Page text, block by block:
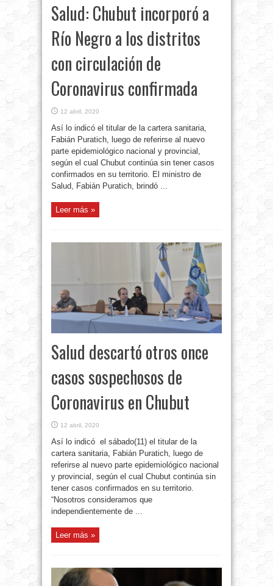
Salud: Chubut incorporó a
Río Negro a los distritos
con circulación de
Coronavirus confirmada
12 abril, 2020
Así lo indicó el titular de la cartera sanitaria,
Fabián Puratich, luego de referirse al nuevo
parte epidemiológico nacional y provincial,
según el cual Chubut continúa sin tener casos
confirmados en su territorio. El ministro de
Salud, Fabián Puratich, brindó ...
Leer más »
Salud descartó otros once
casos sospechosos de
Coronavirus en Chubut
12 abril, 2020
Así lo indicó el sábado(11) el titular de la
cartera sanitaria, Fabián Puratich, luego de
referirse al nuevo parte epidemiológico nacional
y provincial, según el cual Chubut continúa sin
tener casos confirmados en su territorio.
“Nosotros consideramos que
independientemente de ...
Leer más »